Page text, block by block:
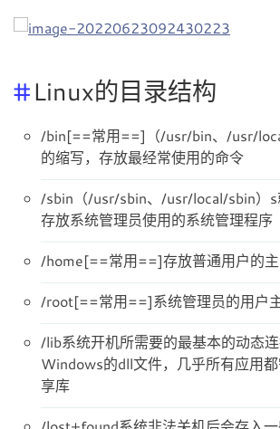
Linux的目录结构
/bin[==常用==]（/usr/bin、/usr/
的缩写，存放最经常使用的命令
/sbin（/usr/sbin、/usr/local/sbin）s
存放系统管理员使用的系统管理程序
/home[==常用==]存放普通用户的
/root[==常用==]系统管理员的用户
/lib系统开机所需要的最基本的动态
Windows的dll文件，几乎所有应用
享库